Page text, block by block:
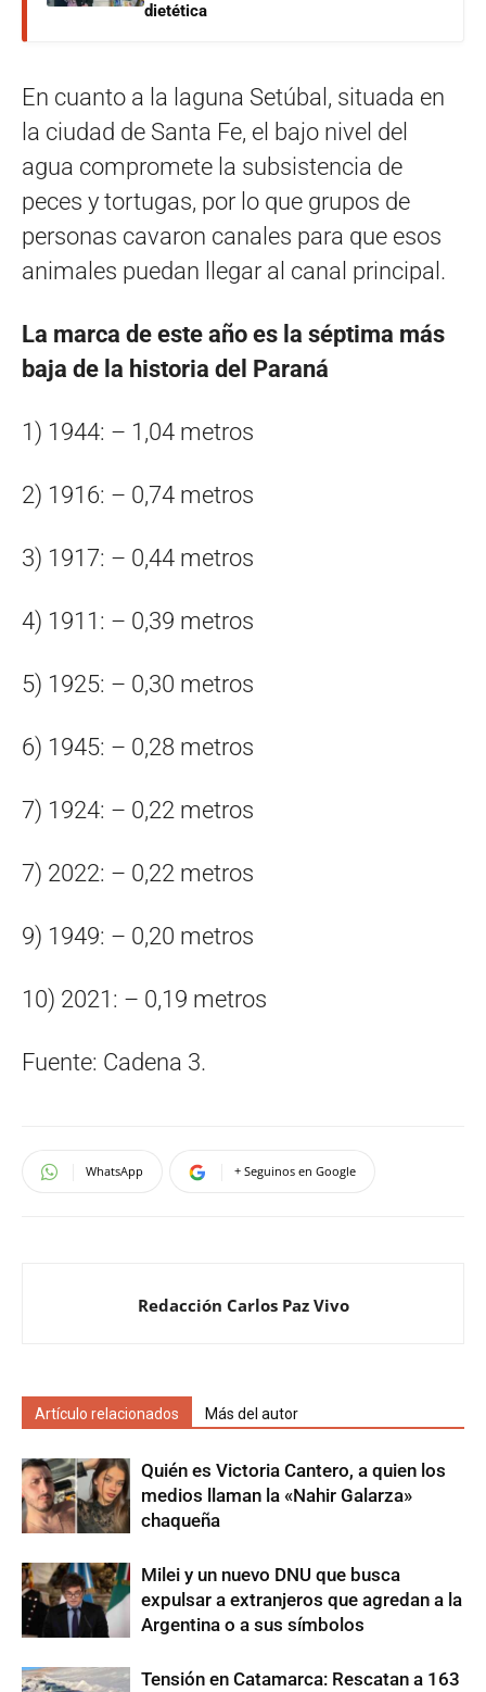
dietética
En cuanto a la laguna Setúbal, situada en
la ciudad de Santa Fe, el bajo nivel del
agua compromete la subsistencia de
peces y tortugas, por lo que grupos de
personas cavaron canales para que esos
animales puedan llegar al canal principal.
La marca de este año es la séptima más
baja de la historia del Paraná
1) 1944: – 1,04 metros
2) 1916: – 0,74 metros
3) 1917: – 0,44 metros
4) 1911: – 0,39 metros
5) 1925: – 0,30 metros
6) 1945: – 0,28 metros
7) 1924: – 0,22 metros
7) 2022: – 0,22 metros
9) 1949: – 0,20 metros
10) 2021: – 0,19 metros
Fuente: Cadena 3.
WhatsApp + Seguinos en Google
Redacción Carlos Paz Vivo
Artículo relacionados Más del autor
Quién es Victoria Cantero, a quien los
medios llaman la «Nahir Galarza»
chaqueña
Milei y un nuevo DNU que busca
expulsar a extranjeros que agredan a la
Argentina o a sus símbolos
Tensión en Catamarca: Rescatan a 163